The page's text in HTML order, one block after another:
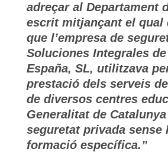
adreçar al Departament
escrit mitjançant el qual
que l’empresa de
Soluciones Integrales
España, SL, utilitzava
prestació dels serveis
de diversos centres
Generalitat de
seguretat privada sense
formació específica.”